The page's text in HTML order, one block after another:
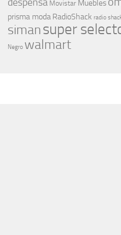
Movistar Muebles
prisma moda RadioShack radio
simansuper
Negro walmart